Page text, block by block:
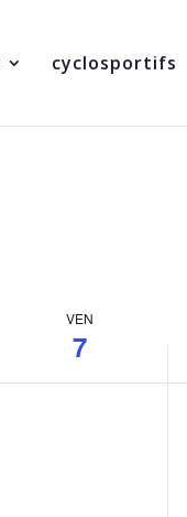
cyclosportifs
VEN
7